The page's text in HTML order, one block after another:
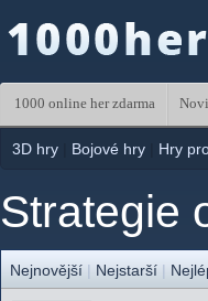
1000 online her zdarma
3D hry Bojové hry Hry
Strategie
Nejnovější | Nejstarší |